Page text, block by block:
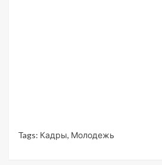
Tags: Кадры, Молодежь